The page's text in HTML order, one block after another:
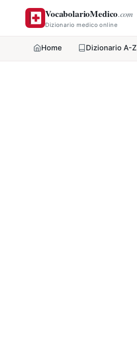
VocabolarioMedico.com
Dizionario medico online
Home Dizionario A-Z